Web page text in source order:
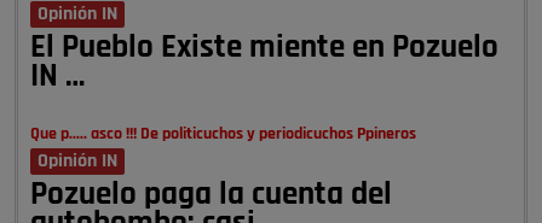
Opinión IN
El Pueblo Existe miente en Pozuelo
IN …
Que p..... asco !!! De politicuchos y periodicuchos Ppineros
Opinión IN
Pozuelo paga la cuenta del